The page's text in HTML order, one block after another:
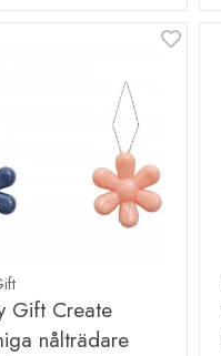
Gift Create
nålträdare